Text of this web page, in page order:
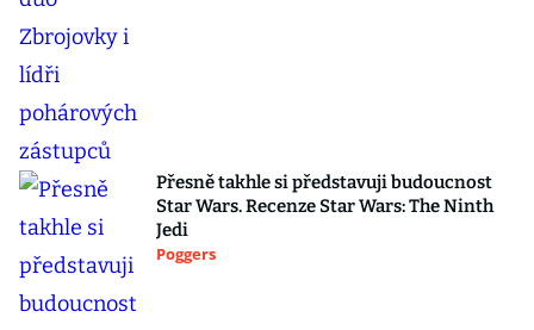
Přesně takhle si představuji budoucnost
Star Wars. Recenze Star Wars: The Ninth
Jedi
Poggers